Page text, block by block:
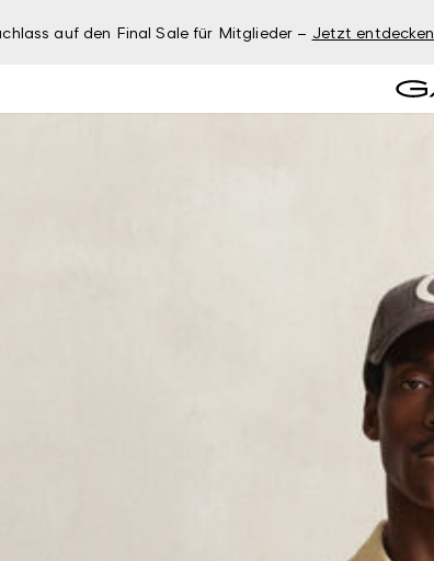
auf den Final Sale für Mitglieder – Jetzt entdecken